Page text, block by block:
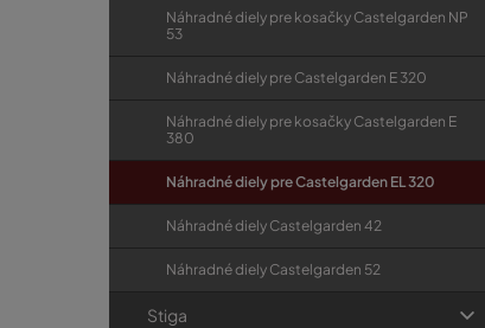
Náhradné diely pre kosačky Castelgarden NP
53
Náhradné diely pre Castelgarden E 320
Náhradné diely pre kosačky Castelgarden E
380
Náhradné diely pre Castelgarden EL 320
Náhradné diely Castelgarden 42
Náhradné diely Castelgarden 52
Stiga